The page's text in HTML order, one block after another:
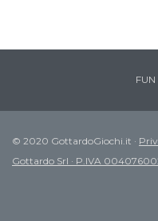
© 2020 GottardoGiochi.it ·
Gottardo Srl · P.IVA